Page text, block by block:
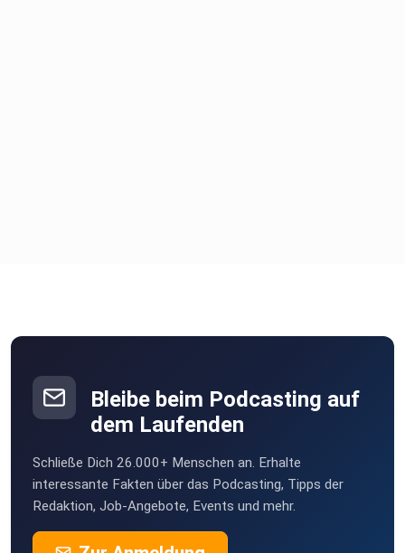
Bleibe beim Podcasting auf
dem Laufenden
Schließe Dich 26.000+ Menschen an. Erhalte
interessante Fakten über das Podcasting, Tipps der
Redaktion, Job-Angebote, Events und mehr.